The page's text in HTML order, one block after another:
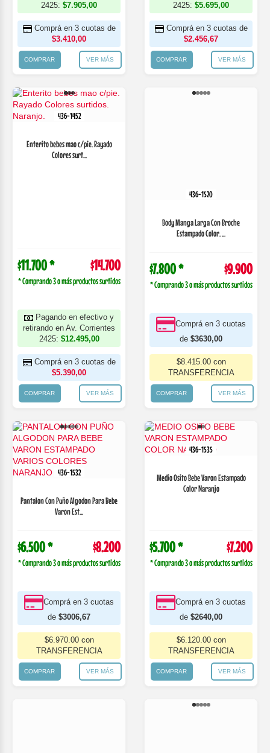
2425: $7.905,00
Comprá en 3 cuotas de
$3.410,00
COMPRAR VER MÁS
2425: $5.695,00
Comprá en 3 cuotas de
$2.456,67
COMPRAR VER MÁS
436-1452
Enterito bebes mao c/pie. Rayado
Colores surt...
$11.700 * $14.700
* Comprando 3 o más productos surtidos
Pagando en efectivo y
retirando en Av. Corrientes
2425: $12.495,00
Comprá en 3 cuotas de
$5.390,00
COMPRAR VER MÁS
436-1520
Body Manga Larga Con Broche
Estampado Color. ...
$7.800 * $9.900
* Comprando 3 o más productos surtidos
Comprá en 3 cuotas
de $3630,00
$8.415.00 con
TRANSFERENCIA
COMPRAR VER MÁS
436-1532
Pantalon Con Puño Algodon Para Bebe
Varon Est...
$6.500 * $8.200
* Comprando 3 o más productos surtidos
Comprá en 3 cuotas
de $3006,67
$6.970.00 con
TRANSFERENCIA
COMPRAR VER MÁS
436-1535
Medio Osito Bebe Varon Estampado
Color Naranjo
$5.700 * $7.200
* Comprando 3 o más productos surtidos
Comprá en 3 cuotas
de $2640,00
$6.120.00 con
TRANSFERENCIA
COMPRAR VER MÁS